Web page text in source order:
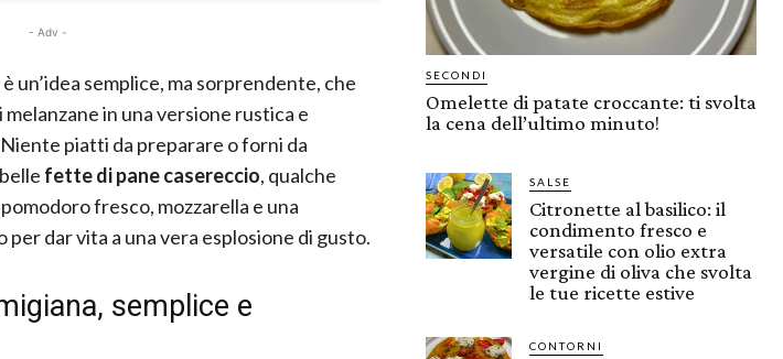
- Adv -
è un’idea semplice, ma sorprendente, che
in una versione rustica e
piatti da preparare o forni da
fette di pane casereccio, qualche
fresco, mozzarella e una
dar vita a una vera esplosione di gusto.
semplice e
SECONDI
Omelette di patate croccante: ti svolta
la cena dell’ultimo minuto!
SALSE
Citronette al basilico: il
condimento fresco e
versatile con olio extra
vergine di oliva che svolta
le tue ricette estive
CONTORNI